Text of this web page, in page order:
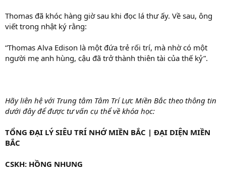
Thomas đã khóc hàng giờ sau khi đọc lá thư ấy. Về sau, ông
viết trong nhật ký rằng:
“Thomas Alva Edison là một đứa trẻ rối trí, mà nhờ có một
người mẹ anh hùng, cậu đã trở thành thiên tài của thế kỷ”.
Hãy liên hệ với Trung tâm Tâm Trí Lực Miền Bắc theo thông tin
dưới đây để được tư vấn cụ thể về khóa học:
TỔNG ĐẠI LÝ SIÊU TRÍ NHỚ MIỀN BẮC | ĐẠI DIỆN MIỀN
BẮC
CSKH: HỒNG NHUNG